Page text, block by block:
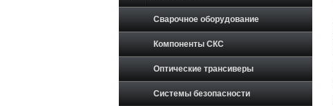
Сварочное оборудование
Компоненты СКС
Оптические трансиверы
Системы безопасности